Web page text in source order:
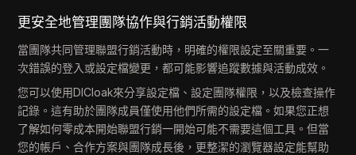
更安全地管理團隊協作與行銷活動權限
當團隊共同管理聯盟行銷活動時，明確的權限設定至關重要。一
次錯誤的登入或設定檔變更，都可能影響追蹤數據與活動成效。
您可以使用DICloak來分享設定檔、設定團隊權限，以及檢查操作
記錄。這有助於團隊成員僅使用他們所需的設定檔。如果您正想
了解如何零成本開始聯盟行銷一開始可能不需要這個工具。但當
您的帳戶、合作方案與團隊成長後，更整潔的瀏覽器設定能幫助